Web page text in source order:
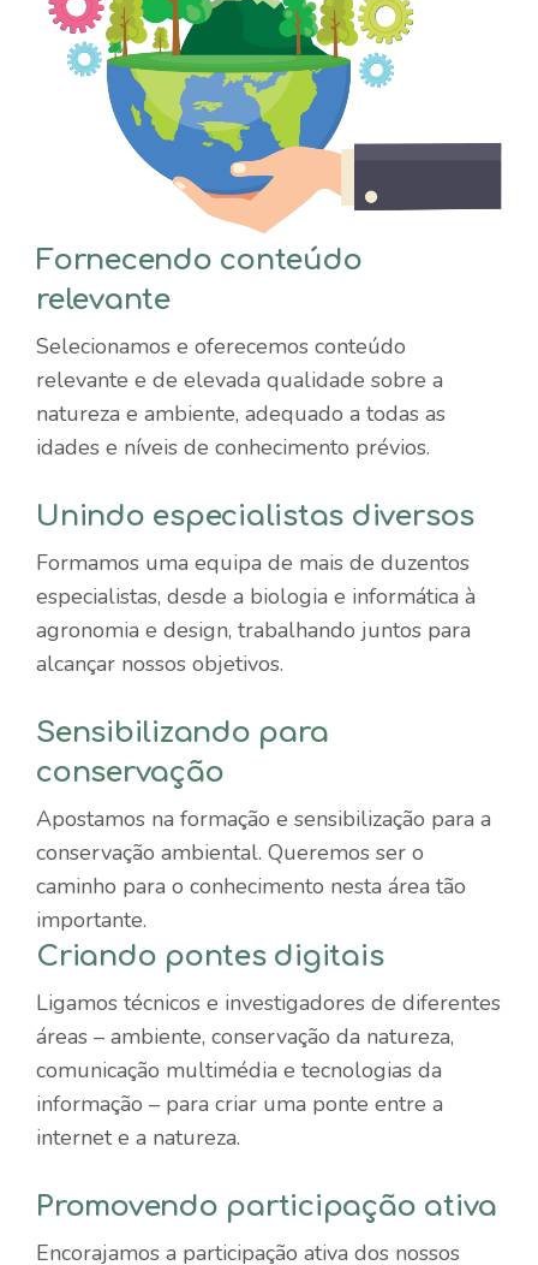
Fornecendo conteúdo
relevante
Selecionamos e oferecemos conteúdo
relevante e de elevada qualidade sobre a
natureza e ambiente, adequado a todas as
idades e níveis de conhecimento prévios.
Unindo especialistas diversos
Formamos uma equipa de mais de duzentos
especialistas, desde a biologia e informática à
agronomia e design, trabalhando juntos para
alcançar nossos objetivos.
Sensibilizando para
conservação
Apostamos na formação e sensibilização para a
conservação ambiental. Queremos ser o
caminho para o conhecimento nesta área tão
importante.
Criando pontes digitais
Ligamos técnicos e investigadores de diferentes
áreas – ambiente, conservação da natureza,
comunicação multimédia e tecnologias da
informação – para criar uma ponte entre a
internet e a natureza.
Promovendo participação ativa
Encorajamos a participação ativa dos nossos